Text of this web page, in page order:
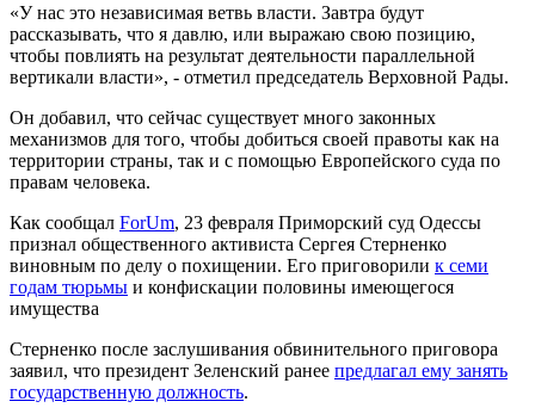
«У нас это независимая ветвь власти. Завтра будут
рассказывать, что я давлю, или выражаю свою позицию,
чтобы повлиять на результат деятельности параллельной
вертикали власти», - отметил председатель Верховной Рады.
Он добавил, что сейчас существует много законных
механизмов для того, чтобы добиться своей правоты как на
территории страны, так и с помощью Европейского суда по
правам человека.
Как сообщал ForUm, 23 февраля Приморский суд Одессы
признал общественного активиста Сергея Стерненко
виновным по делу о похищении. Его приговорили к семи
годам тюрьмы и конфискации половины имеющегося
имущества
Стерненко после заслушивания обвинительного приговора
заявил, что президент Зеленский ранее предлагал ему занять
государственную должность.